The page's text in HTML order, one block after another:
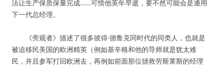
法让生产保质保量完成……可惜他英年早逝，要不然可能会是通用
下一代总经理。
《旁观者》描述了很多彼得·德鲁克同时代的同类人，也就是
被迫移民美国的欧洲精英（例如基辛格和他的导师就是犹太难
民，并且参军打回欧洲去，再例如前面那位拯救劳斯莱斯的经理